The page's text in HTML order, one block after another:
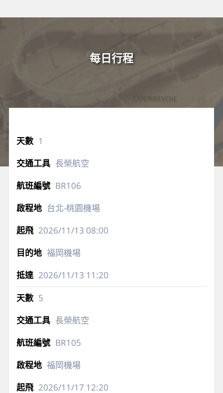
每日行程
1
長榮航空
BR106
台北-桃園機場
2026/11/13 08:00
福岡機場
2026/11/13 11:20
5
長榮航空
BR105
福岡機場
2026/11/17 12:20